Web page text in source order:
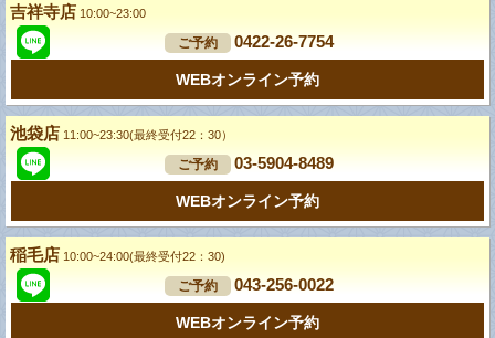
吉祥寺店 10:00~23:00
ご予約 0422-26-7754
WEBオンライン予約
池袋店 11:00~23:30(最終受付22：30）
ご予約 03-5904-8489
WEBオンライン予約
稲毛店 10:00~24:00(最終受付22：30)
ご予約 043-256-0022
WEBオンライン予約